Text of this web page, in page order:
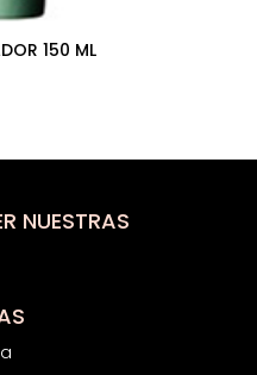
150 ML
NUESTRAS